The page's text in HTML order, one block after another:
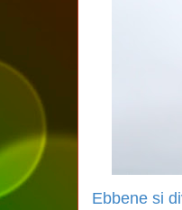
Ebbene si